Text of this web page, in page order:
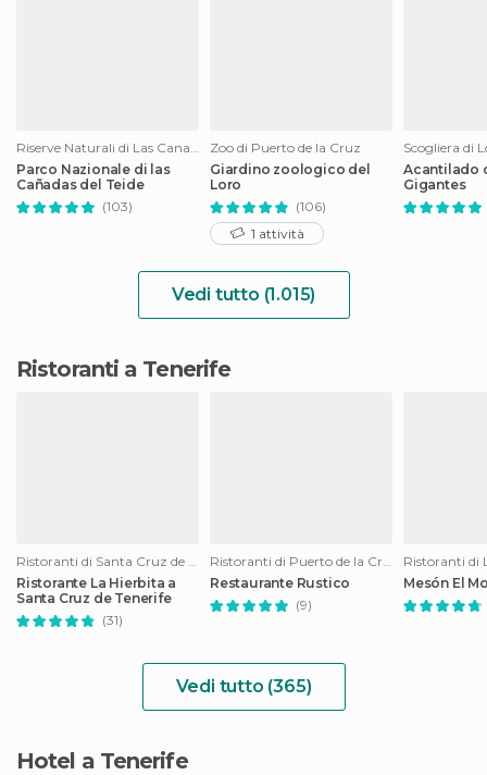
Riserve Naturali di Las Canadas del Teide
Parco Nazionale di las
Cañadas del Teide
(103)
Zoo di Puerto de la Cruz
Giardino zoologico del
Loro
(106)
1 attività
Scogliera di
Acantilado
Gigantes
Vedi tutto (1.015)
Ristoranti a Tenerife
Ristoranti di Santa Cruz de Tenerife
Ristorante La Hierbita a
Santa Cruz de Tenerife
(31)
Ristoranti di Puerto de la Cruz
Restaurante Rustico
(9)
Ristoranti di
Mesón El
Vedi tutto (365)
Hotel a Tenerife